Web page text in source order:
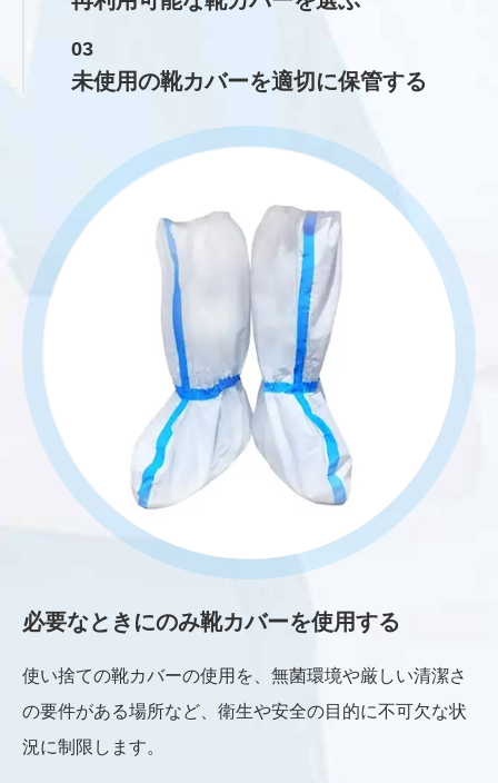
03
未使用の靴カバーを適切に保管する
必要なときにのみ靴カバーを使用する
使い捨ての靴カバーの使用を、無菌環境や厳しい清潔さ
の要件がある場所など、衛生や安全の目的に不可欠な状
況に制限します。